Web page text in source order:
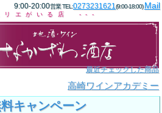
9:00-20:00営業 TEL:0273231621(9:00-18:00)Mail
エがいる店 ---
最近チェックした商品
高崎ワインアカデミー
キャンペーン